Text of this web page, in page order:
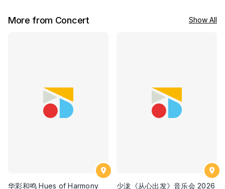
More from Concert Show All
华彩和鸣 Hues of Harmony 少泷《从心出发》音乐会 2026